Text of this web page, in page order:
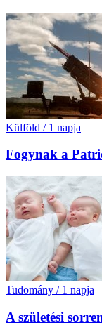
Külföld / 1 napja
Fogynak a
Tudomány / 1 napja
A születési